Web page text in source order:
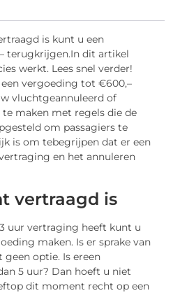
is kunt u een
– terugkrijgen.In dit artikel
werkt. Lees snel verder!
een vergoeding tot €600,–
vluchtgeannuleerd of
maken met regels die de
om passagiers te
is om tebegrijpen dat er een
en het annuleren
vertraagd is
uur vertraging heeft kunt u
maken. Is er sprake van
geen optie. Is ereen
5 uur? Dan hoeft u niet
op dit moment recht op een